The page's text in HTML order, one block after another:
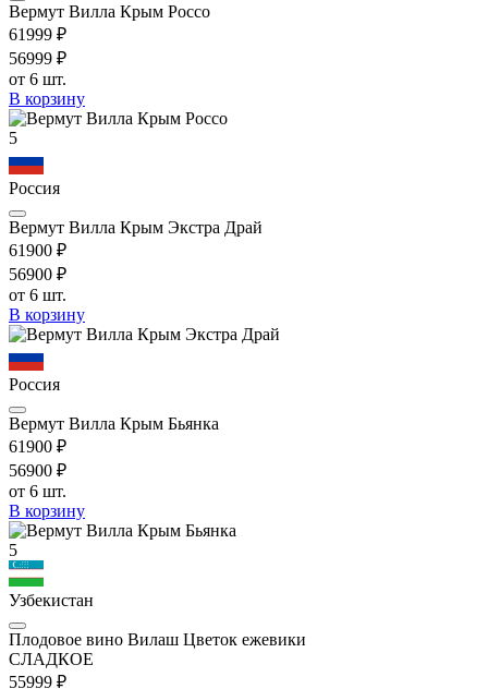
Вермут Вилла Крым Россо
61999 ₽
56999 ₽
от 6 шт.
В корзину
5
Россия
Вермут Вилла Крым Экстра Драй
61900 ₽
56900 ₽
от 6 шт.
В корзину
Россия
Вермут Вилла Крым Бьянка
61900 ₽
56900 ₽
от 6 шт.
В корзину
5
Узбекистан
Плодовое вино Вилаш Цветок ежевики
СЛАДКОЕ
55999 ₽